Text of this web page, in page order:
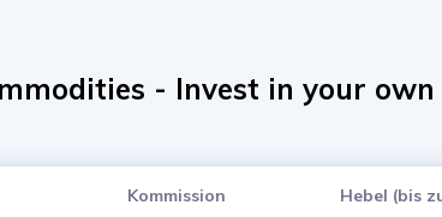
- Invest in your
Kommission Hebel (bis